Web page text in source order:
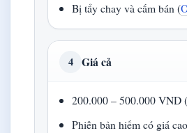
Bị tẩy chay và cấm bán (
4 Giá cả
200.000 – 500.000 VND
Phiên bản hiếm có giá